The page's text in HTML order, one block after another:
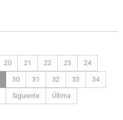
20 21 22 23 24
30 31 32 33 34
Siguiente Última